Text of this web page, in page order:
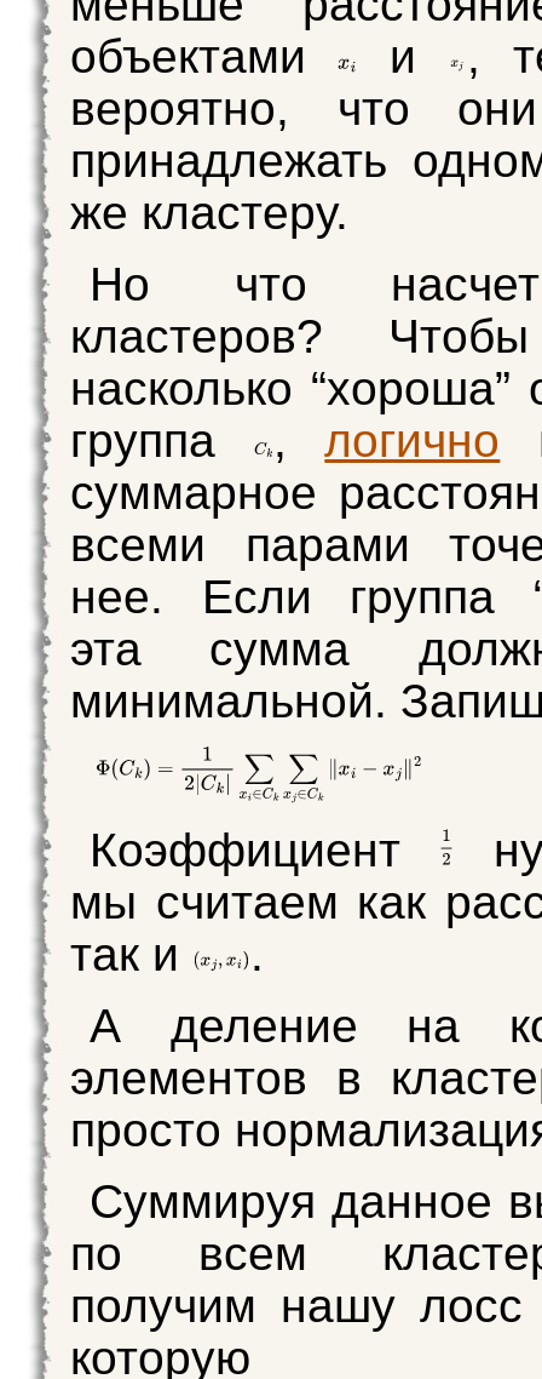
объектами
и
,
вероятно, что
принадлежать
же кластеру.
Но что
кластеров?
насколько “хороша”
группа
,логично
суммарное
всеми парами
нее. Если группа
эта сумма
минимальной.
Коэффициент
мы считаем как
так и
.
А деление на
элементов в
просто
Суммируя данное
по всем
получим нашу
которую